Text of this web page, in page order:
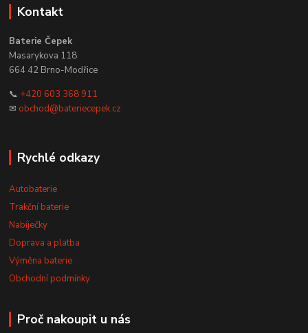
Kontakt
Baterie Čepek
Masarykova 118
664 42 Brno-Modřice
📞 +420 603 368 911
✉ obchod@bateriecepek.cz
Rychlé odkazy
Autobaterie
Trakční baterie
Nabíječky
Doprava a platba
Výměna baterie
Obchodní podmínky
Proč nakoupit u nás